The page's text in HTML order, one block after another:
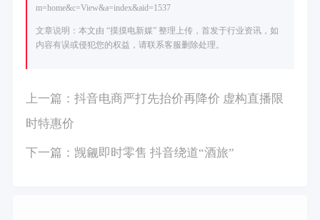
m=home&c=View&a=index&aid=1537
文章说明：本文由 “摸摸电新媒” 整理上传，首发于行业资讯，如
内容有误或侵犯您的权益，请联系客服删除处理。
上一篇： 抖音电商严打先抬价再降价 虚构直播限
时特惠价
下一篇： 觊觎即时零售 抖音绕道“酒旅”